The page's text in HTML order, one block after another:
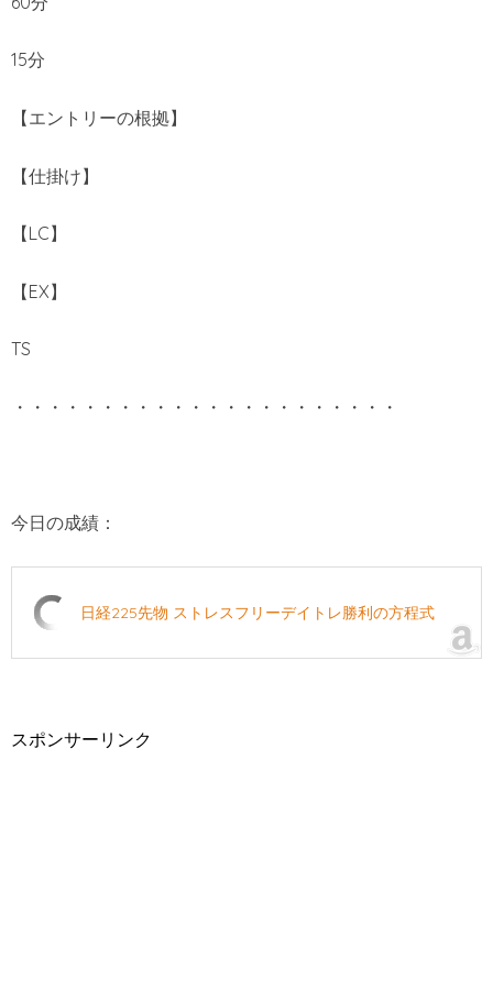
15分
【エントリーの根拠】
【仕掛け】
【LC】
【EX】
TS
・・・・・・・・・・・・・・・・・・・・・・
今日の成績：
日経225先物 ストレスフリーデイトレ勝利の方程式
スポンサーリンク